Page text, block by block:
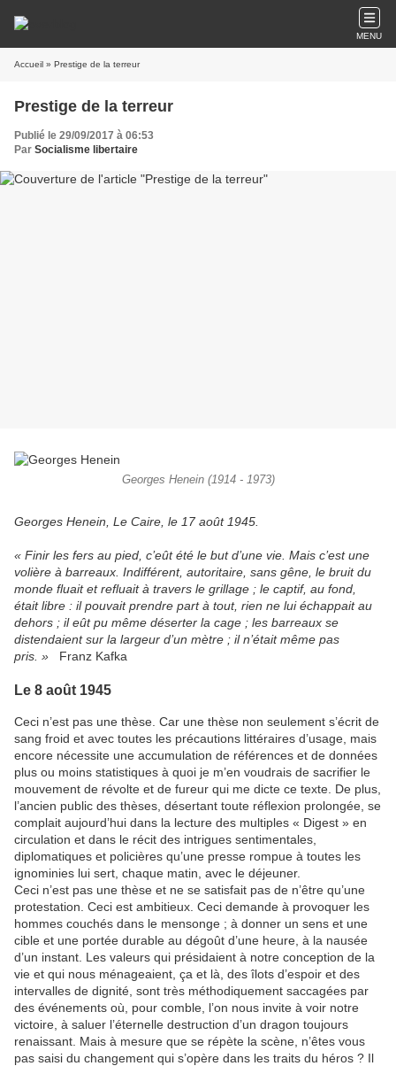
MENU
Accueil » Prestige de la terreur
Prestige de la terreur
Publié le 29/09/2017 à 06:53
Par Socialisme libertaire
Georges Henein (1914 - 1973)
Georges Henein, Le Caire, le 17 août 1945
« Finir les fers au pied, c’eût été le but d’une vie. Mais c’est une
volière à barreaux. Indifférent, autoritaire, sans gêne, le bruit du
monde fluait et refluait à travers le grillage ; le captif, au fond,
était libre : il pouvait prendre part à tout, rien ne lui échappait au
dehors ; il eût pu même déserter la cage ; les barreaux se
distendaient sur la largeur d’un mètre ; il n’était même pas
pris. » Franz Kafka
Le 8 août 1945
Ceci n’est pas une thèse. Car une thèse non seulement s’écrit de
sang froid et avec toutes les précautions littéraires d’usage, mais
encore nécessite une accumulation de références et de données
plus ou moins statistiques à quoi je m’en voudrais de sacrifier le
mouvement de révolte et de fureur qui me dicte ce texte. De plus,
l’ancien public des thèses, désertant toute réflexion prolongée, se
complait aujourd’hui dans la lecture des multiples « Digest » en
circulation et dans le récit des intrigues sentimentales,
diplomatiques et policières qu’une presse rompue à toutes les
ignominies lui sert, chaque matin, avec le déjeuner.
Ceci n’est pas une thèse et ne se satisfait pas de n’être qu’une
protestation. Ceci est ambitieux. Ceci demande à provoquer les
hommes couchés dans le mensonge ; à donner un sens et une
cible et une portée durable au dégoût d’une heure, à la nausée
d’un instant. Les valeurs qui présidaient à notre conception de la
vie et qui nous ménageaient, ça et là, des îlots d’espoir et des
intervalles de dignité, sont très méthodiquement saccagées par
des événements où, pour comble, l’on nous invite à voir notre
victoire, à saluer l’éternelle destruction d’un dragon toujours
renaissant. Mais à mesure que se répète la scène, n’êtes vous
pas saisi du changement qui s’opère dans les traits du héros ? Il